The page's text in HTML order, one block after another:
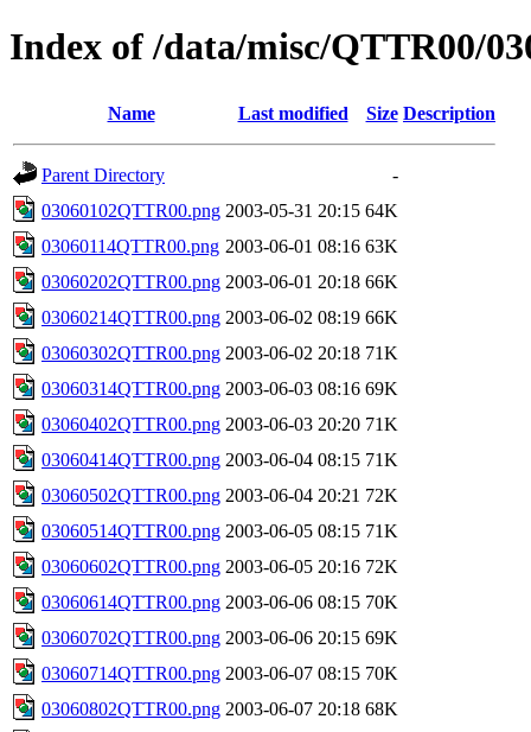
Index of /data/misc/QTTR00/
Name Last modified Size Description
Parent Directory
-
03060102QTTR00.png 2003-05-31 20:15 64K
03060114QTTR00.png 2003-06-01 08:16 63K
03060202QTTR00.png 2003-06-01 20:18 66K
03060214QTTR00.png 2003-06-02 08:19 66K
03060302QTTR00.png 2003-06-02 20:18 71K
03060314QTTR00.png 2003-06-03 08:16 69K
03060402QTTR00.png 2003-06-03 20:20 71K
03060414QTTR00.png 2003-06-04 08:15 71K
03060502QTTR00.png 2003-06-04 20:21 72K
03060514QTTR00.png 2003-06-05 08:15 71K
03060602QTTR00.png 2003-06-05 20:16 72K
03060614QTTR00.png 2003-06-06 08:15 70K
03060702QTTR00.png 2003-06-06 20:15 69K
03060714QTTR00.png 2003-06-07 08:15 70K
03060802QTTR00.png 2003-06-07 20:18 68K